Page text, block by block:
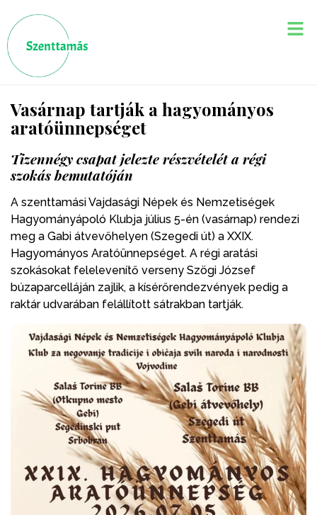
Vasárnap tartják a hagyományos
aratóünnepséget
Tizennégy csapat jelezte részvételét a régi
szokás bemutatóján
A szenttamási Vajdasági Népek és Nemzetiségek
Hagyományápoló Klubja július 5-én (vasárnap) rendezi
meg a Gabi átvevőhelyen (Szegedi út) a XXIX.
Hagyományos Aratóünnepséget. A régi aratási
szokásokat felelevenítő verseny Szögi József
búzaparcelláján zajlik, a kísérőrendezvények pedig a
raktár udvarában felállított sátrakban tartják.